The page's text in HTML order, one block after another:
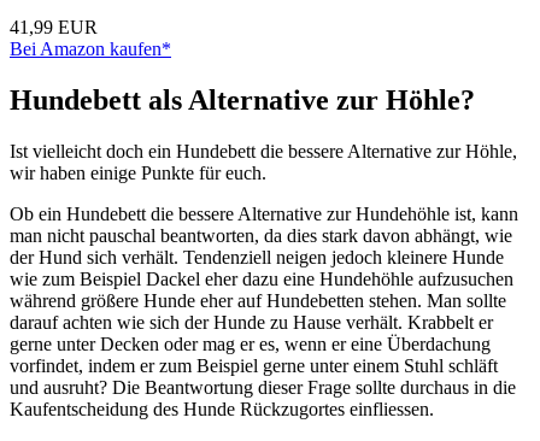
41,99 EUR
Bei Amazon kaufen*
Hundebett als Alternative zur Höhle?
Ist vielleicht doch ein Hundebett die bessere Alternative zur Höhle,
wir haben einige Punkte für euch.
Ob ein Hundebett die bessere Alternative zur Hundehöhle ist, kann
man nicht pauschal beantworten, da dies stark davon abhängt, wie
der Hund sich verhält. Tendenziell neigen jedoch kleinere Hunde
wie zum Beispiel Dackel eher dazu eine Hundehöhle aufzusuchen
während größere Hunde eher auf Hundebetten stehen. Man sollte
darauf achten wie sich der Hunde zu Hause verhält. Krabbelt er
gerne unter Decken oder mag er es, wenn er eine Überdachung
vorfindet, indem er zum Beispiel gerne unter einem Stuhl schläft
und ausruht? Die Beantwortung dieser Frage sollte durchaus in die
Kaufentscheidung des Hunde Rückzugortes einfliessen.